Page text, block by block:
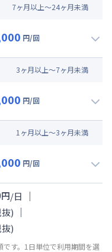
7ヶ月以上～24ヶ月未満
円/回
抜)
3ヶ月以上～7ヶ月未満
円/回
抜)
1 ヶ月以上～3ヶ月未満
円/回
)
円/日 ｜
) ｜
)
す。1日単位で利用期間を選